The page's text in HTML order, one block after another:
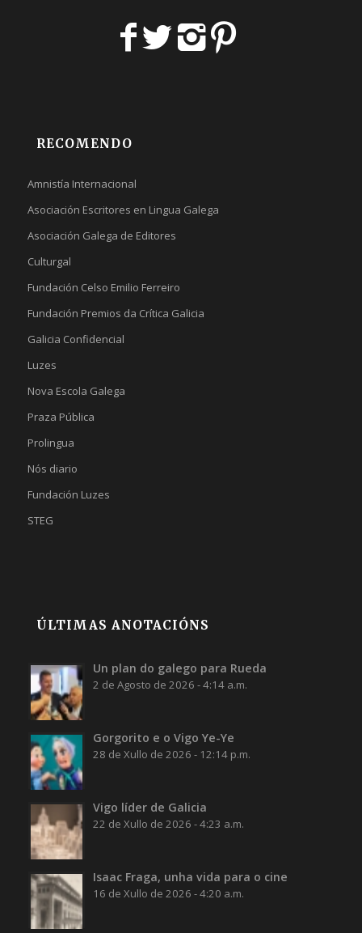
RECOMENDO
Amnistía Internacional
Asociación Escritores en Lingua Galega
Asociación Galega de Editores
Culturgal
Fundación Celso Emilio Ferreiro
Fundación Premios da Crítica Galicia
Galicia Confidencial
Luzes
Nova Escola Galega
Praza Pública
Prolingua
Nós diario
Fundación Luzes
STEG
ÚLTIMAS ANOTACIÓNS
Un plan do galego para Rueda
2 de Agosto de 2026 - 4:14 a.m.
Gorgorito e o Vigo Ye-Ye
28 de Xullo de 2026 - 12:14 p.m.
Vigo líder de Galicia
22 de Xullo de 2026 - 4:23 a.m.
Isaac Fraga, unha vida para o cine
16 de Xullo de 2026 - 4:20 a.m.